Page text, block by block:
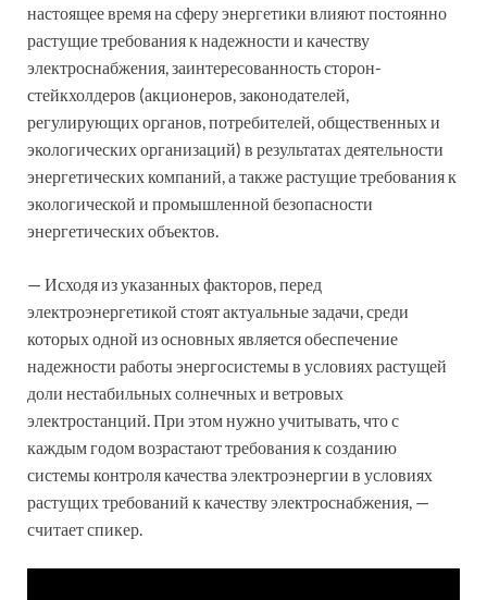
настоящее время на сферу энергетики влияют постоянно
растущие требования к надежности и качеству
электроснабжения, заинтересованность сторон-
стейкхолдеров (акционеров, законодателей,
регулирующих органов, потребителей, общественных и
экологических организаций) в результатах деятельности
энергетических компаний, а также растущие требования к
экологической и промышленной безопасности
энергетических объектов.
— Исходя из указанных факторов, перед
электроэнергетикой стоят актуальные задачи, среди
которых одной из основных является обеспечение
надежности работы энергосистемы в условиях растущей
доли нестабильных солнечных и ветровых
электростанций. При этом нужно учитывать, что с
каждым годом возрастают требования к созданию
системы контроля качества электроэнергии в условиях
растущих требований к качеству электроснабжения, —
считает спикер.